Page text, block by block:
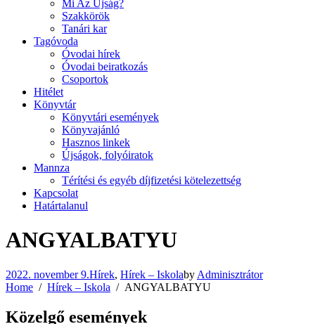
Mi Az Újság?
Szakkörök
Tanári kar
Tagóvoda
Óvodai hírek
Óvodai beiratkozás
Csoportok
Hitélet
Könyvtár
Könyvtári események
Könyvajánló
Hasznos linkek
Újságok, folyóiratok
Mannza
Térítési és egyéb díjfizetési kötelezettség
Kapcsolat
Határtalanul
ANGYALBATYU
2022. november 9.Hírek, Hírek – Iskolaby Adminisztrátor
Home
Hírek – Iskola ANGYALBATYU
Közelgő események